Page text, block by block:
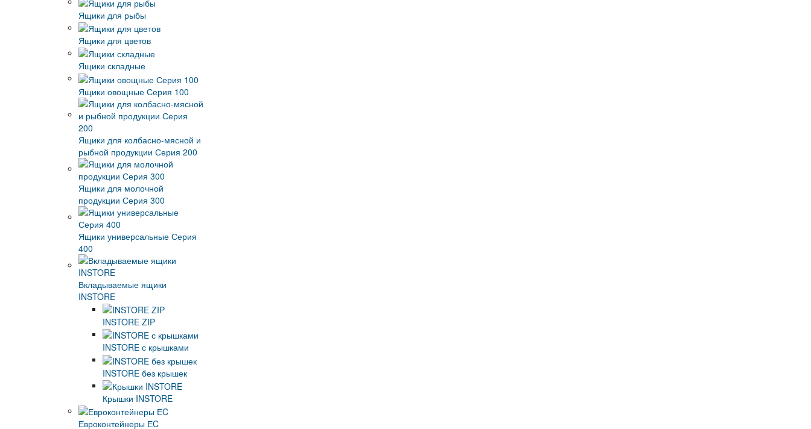
Ящики для рыбы
Ящики для цветов
Ящики складные
Ящики овощные Серия 100
Ящики для колбасно-мясной и
рыбной продукции Серия 200
Ящики для молочной
продукции Серия 300
Ящики универсальные Серия
400
Вкладываемые ящики
INSTORE
INSTORE ZIP
INSTORE с крышками
INSTORE без крышек
Крышки INSTORE
Евроконтейнеры ЕC